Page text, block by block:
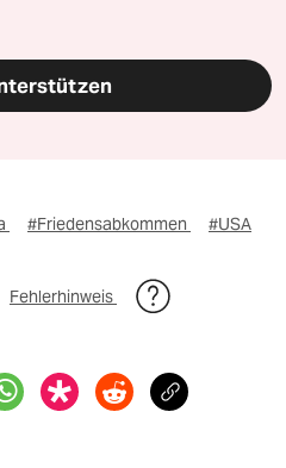
#Friedensabkommen #USA
Fehlerhinweis